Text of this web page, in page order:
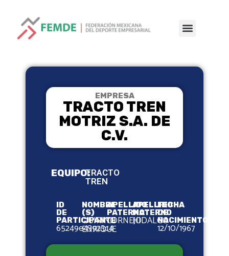
EMPRESA
TRACTO TREN
MOTRIZ S.A. DE
C.V.
EQUIPO:TRACTO
TREN
ID
DE
PARTICIPANTE
65249e43923c4
NOMBRE
(S)
QUIRINO
ENRIQUE
APELLIDO
PATERNO
CORNEJO
APELLIDO
MATERNO
HIDALGO
FECHA
DE
NACIMIENTO
12/10/1967